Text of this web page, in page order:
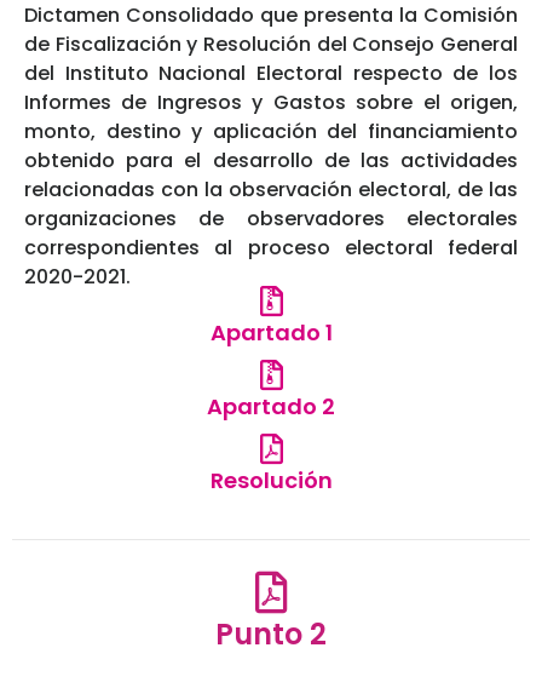
Dictamen Consolidado que presenta la Comisión
de Fiscalización y Resolución del Consejo General
del Instituto Nacional Electoral respecto de los
Informes de Ingresos y Gastos sobre el origen,
monto, destino y aplicación del financiamiento
obtenido para el desarrollo de las actividades
relacionadas con la observación electoral, de las
organizaciones de observadores electorales
correspondientes al proceso electoral federal
2020-2021.
Apartado 1
Apartado 2
Resolución
Punto 2